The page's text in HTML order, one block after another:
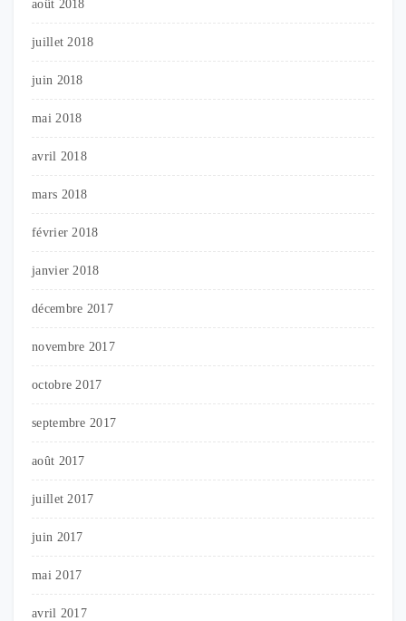
août 2018
juillet 2018
juin 2018
mai 2018
avril 2018
mars 2018
février 2018
janvier 2018
décembre 2017
novembre 2017
octobre 2017
septembre 2017
août 2017
juillet 2017
juin 2017
mai 2017
avril 2017